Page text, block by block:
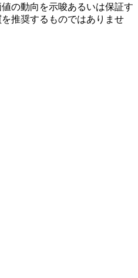
の動向を示唆あるいは保証す
推奨するものではありませ